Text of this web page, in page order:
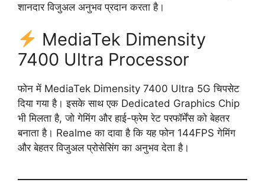
शानदार विजुअल अनुभव प्रदान करता है।
MediaTek Dimensity
7400 Ultra Processor
फोन में MediaTek Dimensity 7400 Ultra 5G चिपसेट
दिया गया है। इसके साथ एक Dedicated Graphics Chip
भी मिलता है, जो गेमिंग और हाई-फ्रेम रेट परफॉर्मेंस को बेहतर
बनाता है। Realme का दावा है कि यह फोन 144FPS गेमिंग
और बेहतर विजुअल प्रोसेसिंग का अनुभव देता है।